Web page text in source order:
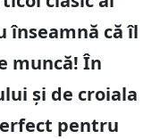
înseamnă că îl
muncă! În
și de croiala
pentru